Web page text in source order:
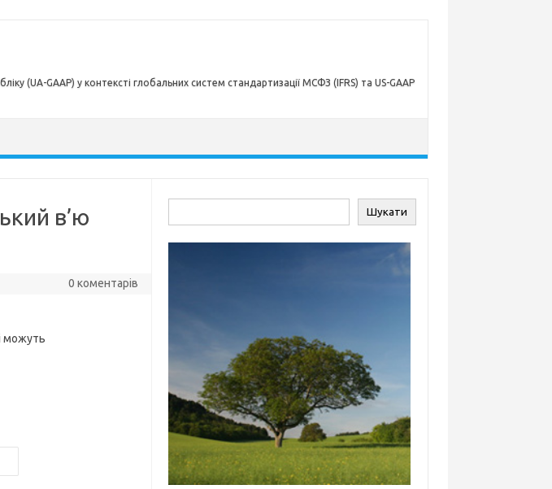
(UA-GAAP) у контексті глобальних систем стандартизації МСФЗ (IFRS) та US-GAAP
в’ю
0 коментарів
можуть
Шукати